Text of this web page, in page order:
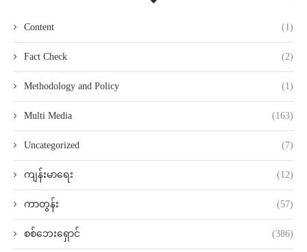
Content (1)
Fact Check (2)
Methodology and Policy (1)
Multi Media (163)
Uncategorized (7)
ကျန်းမာရေး (12)
ကာတွန်း (57)
စစ်ဘေးရှောင် (386)